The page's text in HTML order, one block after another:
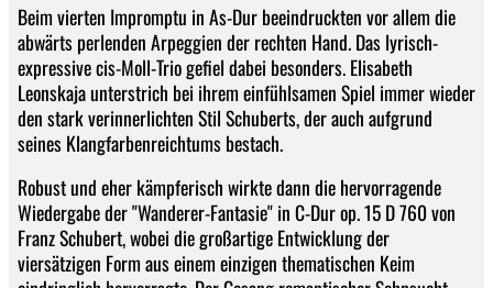
Beim vierten Impromptu in As-Dur beeindruckten vor allem die
abwärts perlenden Arpeggien der rechten Hand. Das lyrisch-
expressive cis-Moll-Trio gefiel dabei besonders. Elisabeth
Leonskaja unterstrich bei ihrem einfühlsamen Spiel immer wieder
den stark verinnerlichten Stil Schuberts, der auch aufgrund
seines Klangfarbenreichtums bestach.
Robust und eher kämpferisch wirkte dann die hervorragende
Wiedergabe der "Wanderer-Fantasie" in C-Dur op. 15 D 760 von
Franz Schubert, wobei die großartige Entwicklung der
viersätzigen Form aus einem einzigen thematischen Keim